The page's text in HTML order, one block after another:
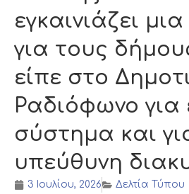
εγκαινιάζει
για τους
είπε στο
Ραδιόφωνο για
σύστημα και
υπεύθυνη
3 Ιουλίου, 2026
Δελτία Τύπου